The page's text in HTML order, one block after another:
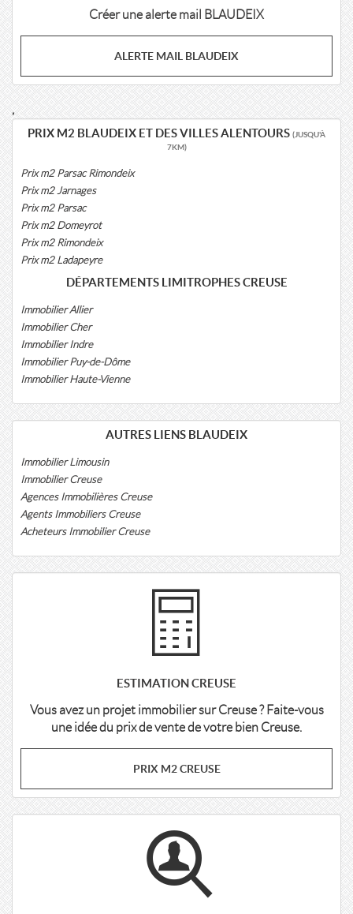
Créer une alerte mail BLAUDEIX
ALERTE MAIL BLAUDEIX
,
PRIX M2 BLAUDEIX ET DES VILLES ALENTOURS (JUSQU'À
7KM)
Prix m2 Parsac Rimondeix
Prix m2 Jarnages
Prix m2 Parsac
Prix m2 Domeyrot
Prix m2 Rimondeix
Prix m2 Ladapeyre
DÉPARTEMENTS LIMITROPHES CREUSE
Immobilier Allier
Immobilier Cher
Immobilier Indre
Immobilier Puy-de-Dôme
Immobilier Haute-Vienne
AUTRES LIENS BLAUDEIX
Immobilier Limousin
Immobilier Creuse
Agences Immobilières Creuse
Agents Immobiliers Creuse
Acheteurs Immobilier Creuse
ESTIMATION CREUSE
Vous avez un projet immobilier sur Creuse ? Faite-vous
une idée du prix de vente de votre bien Creuse.
PRIX M2 CREUSE